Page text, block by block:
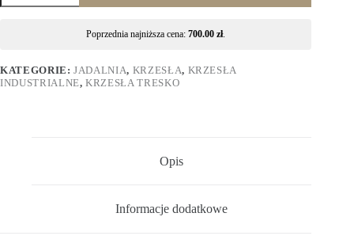
Poprzednia najniższa cena:700.00zł.
KATEGORIE:JADALNIA, KRZESŁA, KRZESŁA
INDUSTRIALNE,KRZESŁA TRESKO
Opis
Informacje dodatkowe